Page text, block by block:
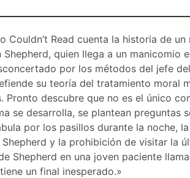
Couldn’t Read cuenta la historia de
quien llega a un manicomio
por los métodos del jefe
su teoría del tratamiento moral
Pronto descubre que no es el único
se desarrolla, se plantean preguntas
por los pasillos durante la noche,
y la prohibición de visitar la
Shepherd en una joven paciente
un final inesperado.»